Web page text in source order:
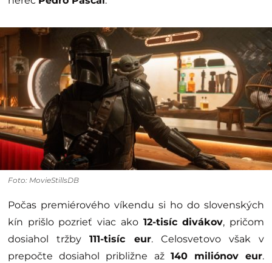
Foto: MovieStillsDB
Počas premiérového víkendu si ho do slovenských
kín prišlo pozrieť viac ako 12-tisíc divákov, pričom
dosiahol tržby111-tisíc eur. Celosvetovo však v
prepočte dosiahol približne až 140 miliónov eur.